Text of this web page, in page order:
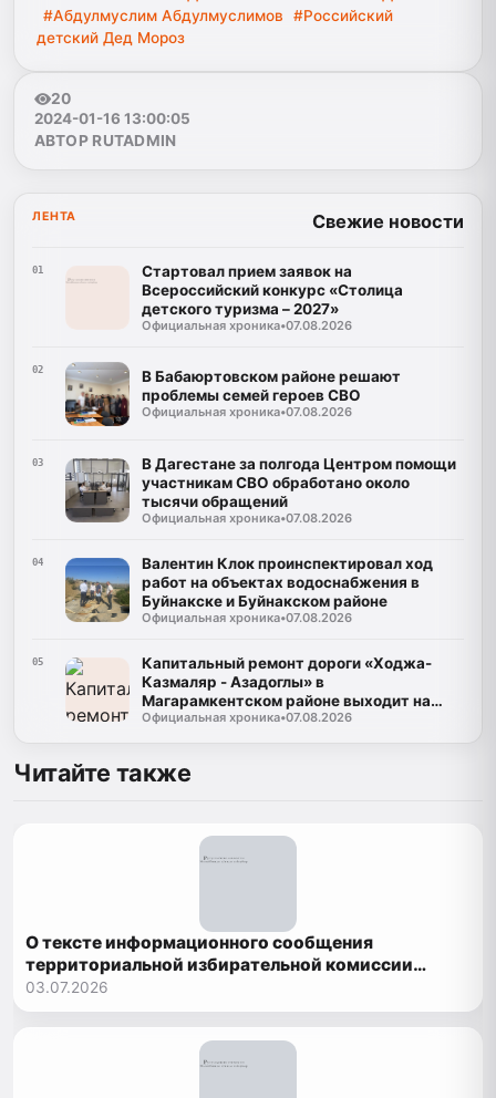
#Абдулмуслим Абдулмуслимов
#Российский
детский Дед Мороз
20
2024-01-16 13:00:05
АВТОР RUTADMIN
ЛЕНТА Свежие новости
01
Стартовал прием заявок на
Всероссийский конкурс «Столица
детского туризма – 2027»
Официальная хроника•07.08.2026
02
В Бабаюртовском районе решают
проблемы семей героев СВО
Официальная хроника•07.08.2026
03
В Дагестане за полгода Центром помощи
участникам СВО обработано около
тысячи обращений
Официальная хроника•07.08.2026
04
Валентин Клок проинспектировал ход
работ на объектах водоснабжения в
Буйнакске и Буйнакском районе
Официальная хроника•07.08.2026
05
Капитальный ремонт дороги «Ходжа-
Казмаляр - Азадоглы» в
Магарамкентском районе выходит на
финишную прямую
Официальная хроника•07.08.2026
Читайте также
О тексте информационного сообщения
территориальной избирательной комиссии
Рутульского района о приеме документов
03.07.2026